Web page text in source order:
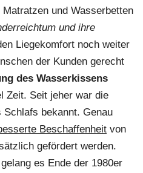
und Wasserbetten
und ihre
Liegekomfort noch weiter
der Kunden gerecht
des Wasserkissens
Zeit. Seit jeher war die
Schlafs bekannt. Genau
Beschaffenheit von
gefördert werden.
es Ende der 1980er